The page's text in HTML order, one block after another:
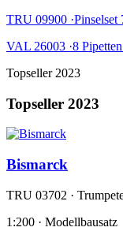
TRU 09900
VAL 26003 ·8
Topseller 2023
Topseller 2023
Bismarck
TRU 03702 ·
1:200 · Modellbausatz